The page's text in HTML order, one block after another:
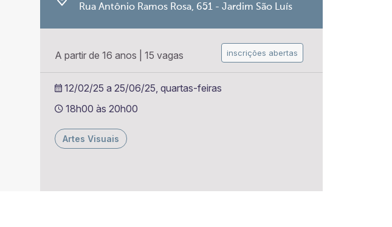
Rua Antônio Ramos Rosa, 651 - Jardim São Luís
A partir de 16 anos 15 vagas inscrições abertas
12/02/25 a 25/06/25, quartas-feiras
18h00 às 20h00
Artes Visuais